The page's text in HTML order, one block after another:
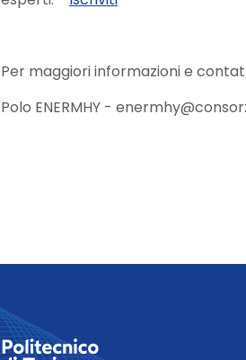
Per maggiori informazioni e
Polo ENERMHY -